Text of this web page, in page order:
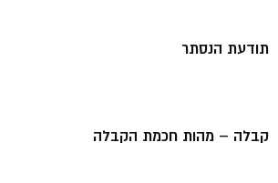
תודעת הנסתר
קבלה – מהות חכמת הקבלה